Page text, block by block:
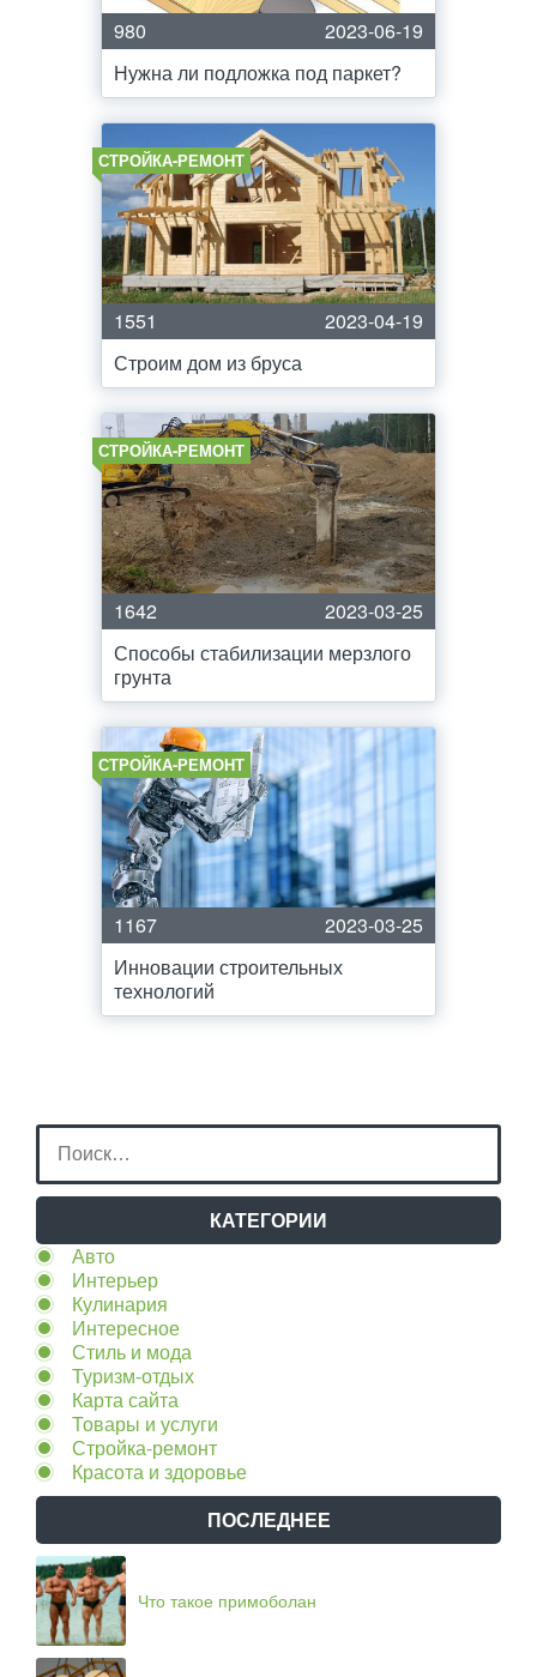
980
2023-06-19
Нужна ли подложка под паркет?
СТРОЙКА-РЕМОНТ
1551
2023-04-19
Строим дом из бруса
СТРОЙКА-РЕМОНТ
1642
2023-03-25
Способы стабилизации мерзлого
грунта
СТРОЙКА-РЕМОНТ
1167
2023-03-25
Инновации строительных
технологий
КАТЕГОРИИ
Авто
Интерьер
Кулинария
Интересное
Стиль и мода
Туризм-отдых
Карта сайта
Товары и услуги
Стройка-ремонт
Красота и здоровье
ПОСЛЕДНЕЕ
Что такое примоболан